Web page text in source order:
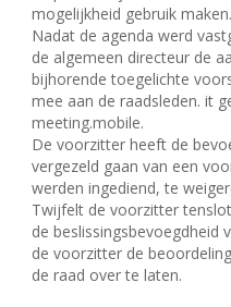
mogelijkheid gebruik maken.
Nadat de agenda werd
de algemeen directeur de
bijhorende toegelichte
mee aan de raadsleden. it
meeting.mobile.
De voorzitter heeft de
vergezeld gaan van een
werden ingediend, te
Twijfelt de voorzitter
de beslissingsbevoegdheid
de voorzitter de
de raad over te laten.